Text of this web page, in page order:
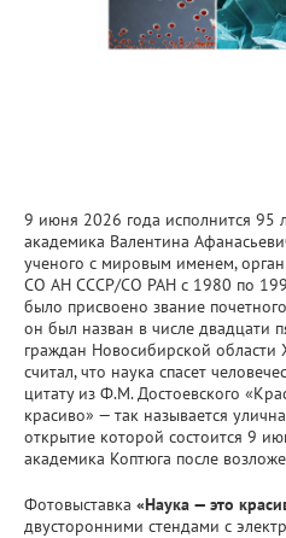
9 июня 2026 года исполнится 95
академика Валентина
ученого с мировым именем,
СО АН СССР/СО РАН с 1980 по
было присвоено звание
он был назван в числе двадцати
граждан Новосибирской области
считал, что наука спасет
цитату из Ф.М. Достоевского
красиво» — так называется
открытие которой состоится 9
академика Коптюга после
Фотовыставка «Наука — это
двусторонними стендами с